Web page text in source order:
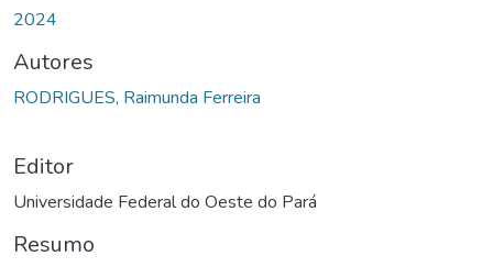
2024
Autores
RODRIGUES, Raimunda Ferreira
Editor
Universidade Federal do Oeste do Pará
Resumo